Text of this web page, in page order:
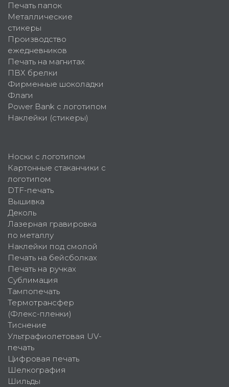
Печать папок
Металлические
стикеры
Производство
ежедневников
Печать на магнитах
ПВХ брелки
Фирменные шоколадки
Флаги
Power Bank с логотипом
Наклейки (стикеры)
Носки с логотипом
Картонные стаканчики с
логотипом
DTF-печать
Вышивка
Деколь
Лазерная гравировка
по металлу
Наклейки под смолой
Печать на бейсболках
Печать на ручках
Сублимация
Тампопечать
Термотрансфер
(Флекс-пленки)
Тиснение
Ультрафиолетовая UV-
печать
Цифровая печать
Шелкография
Шильды